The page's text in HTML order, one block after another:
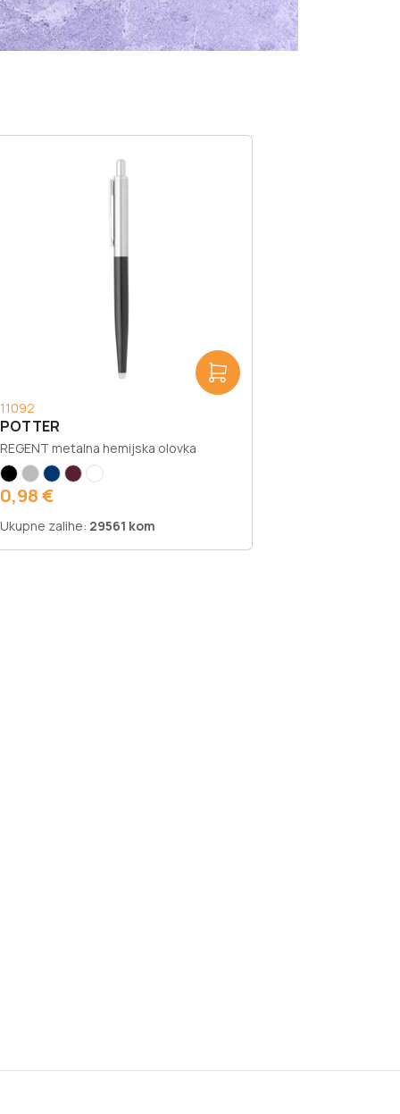
11092
POTTER
REGENT metalna hemijska olovka
0,98 €
Ukupne zalihe: 29561 kom